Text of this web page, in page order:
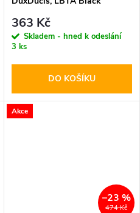
363 Kč
Skladem - hned k odeslání
3 ks
DO KOŠÍKU
Akce
474 Kč
–23 %